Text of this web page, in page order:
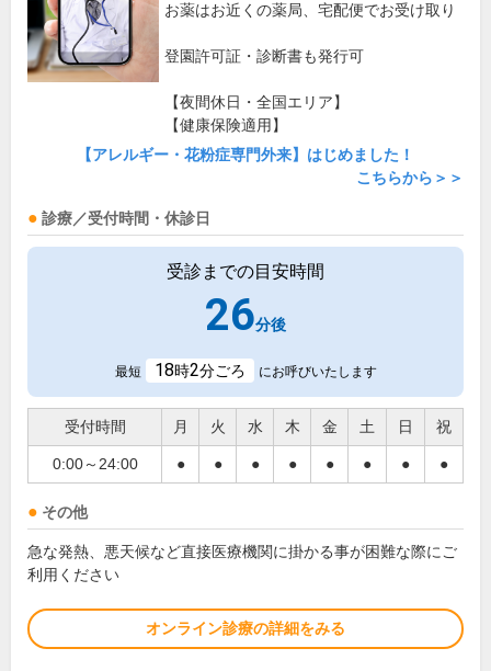
お薬はお近くの薬局、宅配便でお受け取り
登園許可証・診断書も発行可
【夜間休日・全国エリア】
【健康保険適用】
【アレルギー・花粉症専門外来】はじめました！
こちらから＞＞
診療／受付時間・休診日
受診までの目安時間
26分後
最短 18時2分ごろ にお呼びいたします
受付時間 月 火 水 木 金 土 日 祝
0:00～24:00 ● ● ● ● ● ● ● ●
その他
急な発熱、悪天候など直接医療機関に掛かる事が困難な際にご
利用ください
オンライン診療の詳細をみる